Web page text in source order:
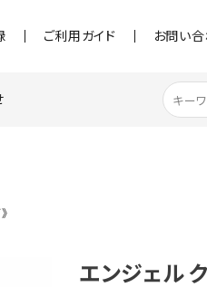
ご利用ガイド お問い
アクリル
エンジェル